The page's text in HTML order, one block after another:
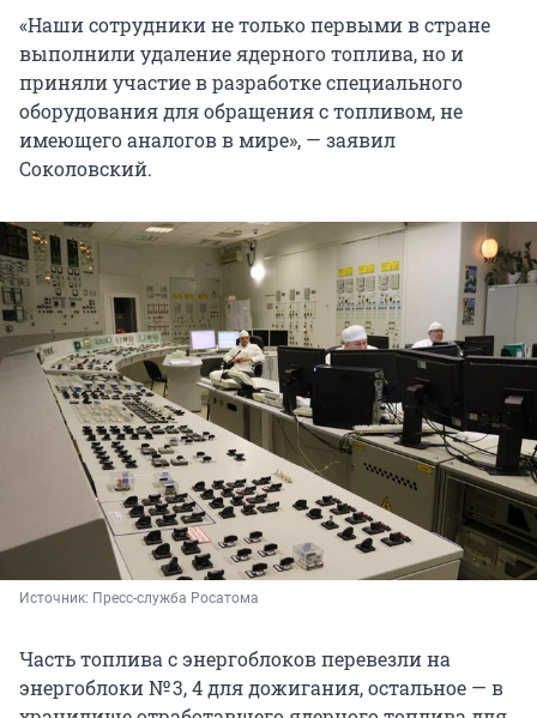
«Наши сотрудники не только первыми в стране
выполнили удаление ядерного топлива, но и
приняли участие в разработке специального
оборудования для обращения с топливом, не
имеющего аналогов в мире», — заявил
Соколовский.
Источник: Пресс-служба Росатома
Часть топлива с энергоблоков перевезли на
энергоблоки № 3, 4 для дожигания, остальное — в